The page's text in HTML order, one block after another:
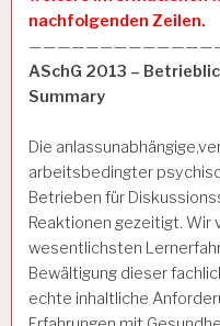
nachfolgenden Zeilen.
ASchG 2013 –
Summary
Die
arbeitsbedingter
Betrieben für
Reaktionen gezeitigt. Wir
wesentlichsten
Bewältigung dieser
echte inhaltliche